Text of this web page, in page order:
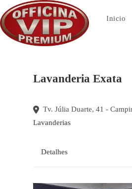
para
o
conteúdo
Inicio
Lavanderia Exata
Tv. Júlia Duarte, 41 -
Lavanderias
Detalhes